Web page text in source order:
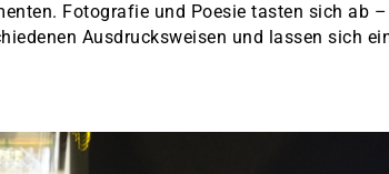
Fotografie und Poesie tasten sich ab
Ausdrucksweisen und lassen sich